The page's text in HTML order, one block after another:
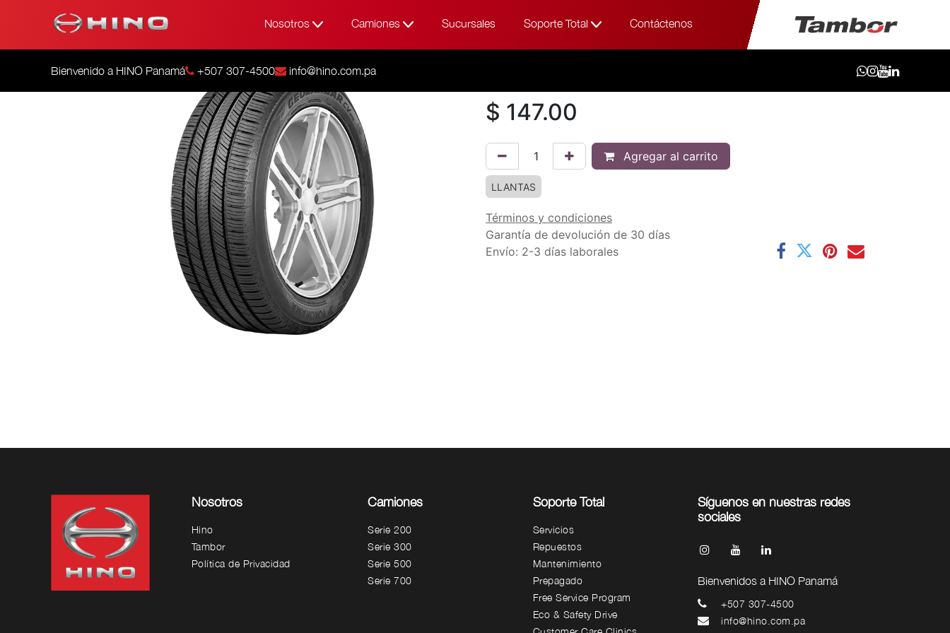
Nosotros Camiones Sucursales Soporte Total Contáctenos
Bienvenido a HINO Panamá +507 307-4500 info@hino.com.pa
Todos los productos 215/70R16 100H G058
$ 147.00
Agregar al carrito
LLANTAS
Términos y condiciones
Garantía de devolución de 30 días
Envío: 2-3 días laborales
Nosotros
Hino
Tambor
Política de Privacidad
Camiones
Serie 200
Serie 300
Serie 500
Serie 700
Soporte Total
Servicios
Repuestos
Mantenimiento
Prepagado
Free Service Program
Eco & Safety Drive
Síguenos en nuestras redes
sociales
Bienvenidos a HINO Panamá
+507 307-4500
info@hino.com.pa